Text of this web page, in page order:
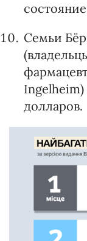
Семьи
долларов.